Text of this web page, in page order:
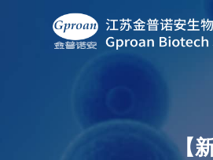
【